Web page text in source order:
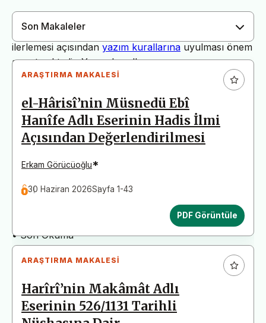
Dergimiz yayın süreçlerinin daha hızlı ve sağlıklı
ilerlemesi açısından yazım kurallarına uyulması önem
arz etmektedir. Yazım kurallarına uymayan
başvurular değerlendirme aşamasına alınmadan iade
edilecektir. Bu nedenle çalışmalarınızı yüklemeden
önce çalışmanızın yazım kurallarına uygun olarak
düzenlendiğinden emin olunuz.
Yayın İnceleme Süreci (Yaklaşık 130 Gün)
• Editör İncelemesi
• Şekilsel ve Etik Ön İnceleme
• Son Okuma
Son Makaleler
ARAŞTIRMA MAKALESI
el-Hârisî’nin Müsnedü Ebî
Hanîfe Adlı Eserinin Hadis İlmi
Açısından Değerlendirilmesi
Erkam Görücüoğlu*
30 Haziran 2026Sayfa 1-43
PDF Görüntüle
ARAŞTIRMA MAKALESI
Harîrî’nin Makâmât Adlı
Eserinin 526/1131 Tarihli